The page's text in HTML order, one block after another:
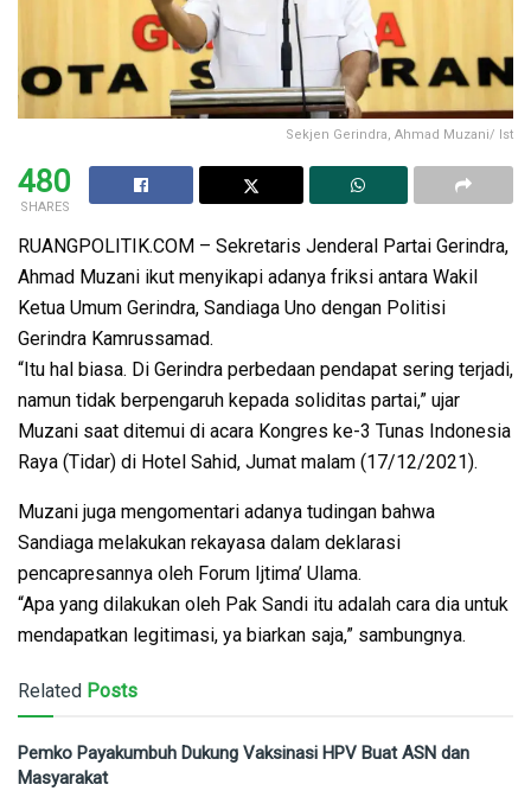
Sekjen Gerindra, Ahmad Muzani/ Ist
480
SHARES
RUANGPOLITIK.COM – Sekretaris Jenderal Partai Gerindra,
Ahmad Muzani ikut menyikapi adanya friksi antara Wakil
Ketua Umum Gerindra, Sandiaga Uno dengan Politisi
Gerindra Kamrussamad.
“Itu hal biasa. Di Gerindra perbedaan pendapat sering terjadi,
namun tidak berpengaruh kepada soliditas partai,” ujar
Muzani saat ditemui di acara Kongres ke-3 Tunas Indonesia
Raya (Tidar) di Hotel Sahid, Jumat malam (17/12/2021).
Muzani juga mengomentari adanya tudingan bahwa
Sandiaga melakukan rekayasa dalam deklarasi
pencapresannya oleh Forum Ijtima’ Ulama.
“Apa yang dilakukan oleh Pak Sandi itu adalah cara dia untuk
mendapatkan legitimasi, ya biarkan saja,” sambungnya.
Related Posts
Pemko Payakumbuh Dukung Vaksinasi HPV Buat ASN dan
Masyarakat